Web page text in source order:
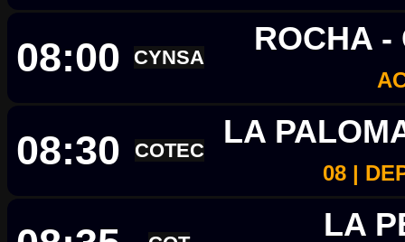
08:00 CYNSA
ROCHA
08:30 COTEC
LA
08 |
LA